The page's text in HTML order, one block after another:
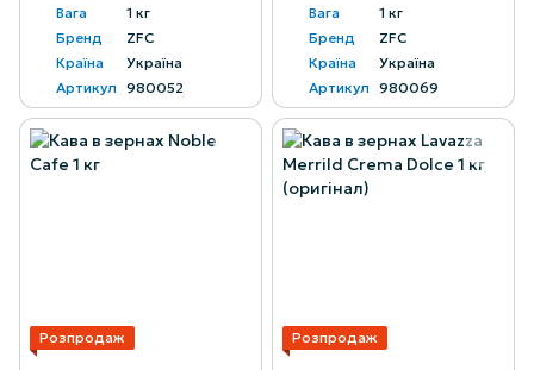
Вага
1 кг
Бренд
ZFC
Країна
Україна
Артикул 980052
Вага
1 кг
Бренд
ZFC
Країна
Україна
Артикул 980069
Розпродаж Розпродаж